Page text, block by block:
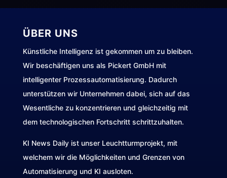
ÜBER UNS
Künstliche Intelligenz ist gekommen um zu bleiben.
Wir beschäftigen uns als Pickert GmbH mit
intelligenter Prozessautomatisierung. Dadurch
unterstützen wir Unternehmen dabei, sich auf das
Wesentliche zu konzentrieren und gleichzeitig mit
dem technologischen Fortschritt schrittzuhalten.
KI News Daily ist unser Leuchtturmprojekt, mit
welchem wir die Möglichkeiten und Grenzen von
Automatisierung und KI ausloten.